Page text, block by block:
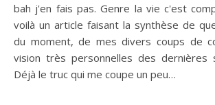
bah j'en fais pas. Genre la vie c'est
voilà un article faisant la synthèse de
du moment, de mes divers coups de
vision très personnelles des dernières
Déjà le truc qui me coupe un peu…